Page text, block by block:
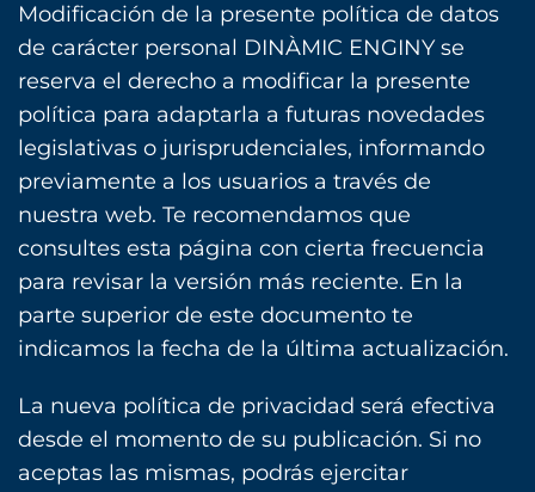
Modificación de la presente política de datos
de carácter personal DINÀMIC ENGINY se
reserva el derecho a modificar la presente
política para adaptarla a futuras novedades
legislativas o jurisprudenciales, informando
previamente a los usuarios a través de
nuestra web. Te recomendamos que
consultes esta página con cierta frecuencia
para revisar la versión más reciente. En la
parte superior de este documento te
indicamos la fecha de la última actualización.
La nueva política de privacidad será efectiva
desde el momento de su publicación. Si no
aceptas las mismas, podrás ejercitar